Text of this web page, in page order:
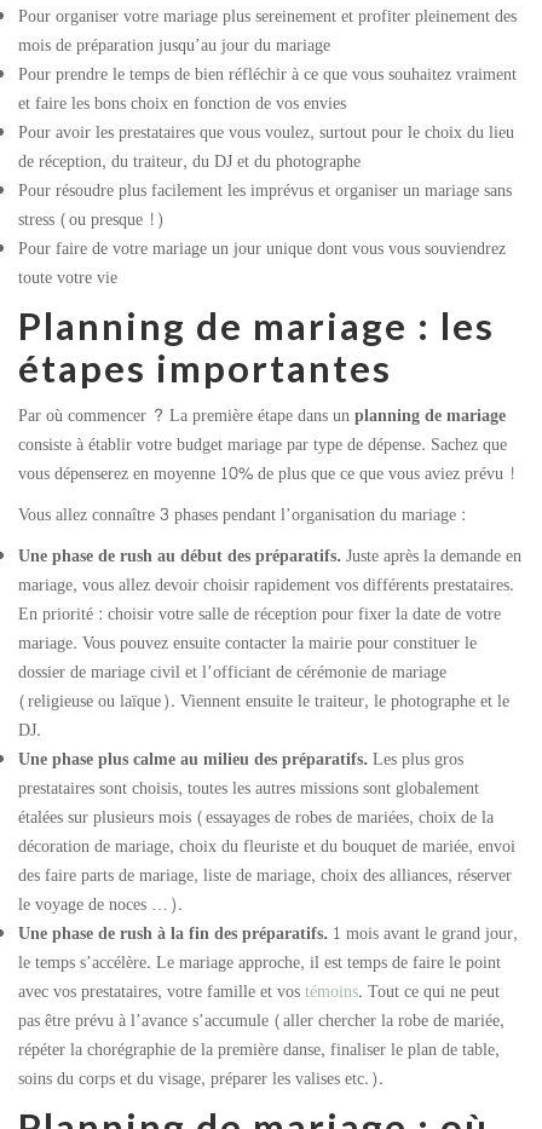
Pour organiser votre mariage plus sereinement et profiter pleinement des
mois de préparation jusqu’au jour du mariage
Pour prendre le temps de bien réfléchir à ce que vous souhaitez vraiment
et faire les bons choix en fonction de vos envies
Pour avoir les prestataires que vous voulez, surtout pour le choix du lieu
de réception, du traiteur, du DJ et du photographe
Pour résoudre plus facilement les imprévus et organiser un mariage sans
stress (ou presque !)
Pour faire de votre mariage un jour unique dont vous vous souviendrez
toute votre vie
Planning de mariage : les
étapes importantes
Par où commencer ? La première étape dans unplanning de mariage
consiste à établir votre budget mariagepar type de dépense. Sachez que
vous dépenserez en moyenne 10% de plus que ce que vous aviez prévu !
Vous allez connaître 3 phases pendant l’organisation du mariage :
Une phase de rush au début des préparatifs.Juste après la demande en
mariage, vous allez devoir choisir rapidement vos différents prestataires.
En priorité : choisir votre salle de réception pour fixer la date de votre
mariage. Vous pouvez ensuite contacter la mairie pour constituer le
dossier de mariage civil et l’officiant de cérémonie de mariage
(religieuse ou laïque). Viennent ensuite le traiteur, le photographe et le
DJ.
Une phase plus calme au milieu des préparatifs.Les plus gros
prestataires sont choisis, toutes les autres missions sont globalement
étalées sur plusieurs mois (essayages de robes de mariées, choix de la
décoration de mariage, choix du fleuriste et du bouquet de mariée, envoi
des faire parts de mariage, liste de mariage, choix des alliances, réserver
le voyage de noces …).
Une phase de rush à la fin des préparatifs. 1 mois avant le grand jour,
le temps s’accélère. Le mariage approche, il est temps de faire le point
avec vos prestataires, votre famille et vostémoins. Tout ce qui ne peut
pas être prévu à l’avance s’accumule (aller chercher la robe de mariée,
répéter la chorégraphie de la première danse, finaliser le plan de table,
soins du corps et du visage, préparer les valises etc.).